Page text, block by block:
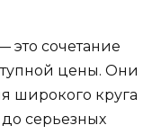
это сочетание
цены. Они
широкого круга
серьезных